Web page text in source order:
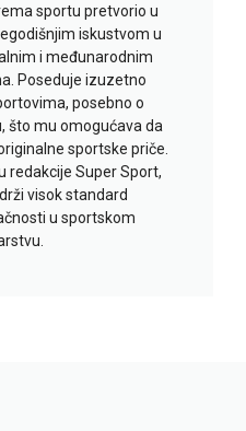
sportu pretvorio u
iskustvom u
i međunarodnim
Poseduje izuzetno
posebno o
što mu omogućava da
sportske priče.
redakcije Super Sport,
visok standard
u sportskom